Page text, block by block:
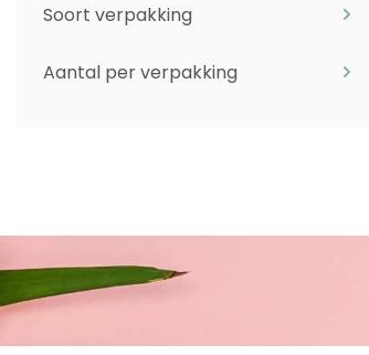
Soort verpakking
Aantal per verpakking